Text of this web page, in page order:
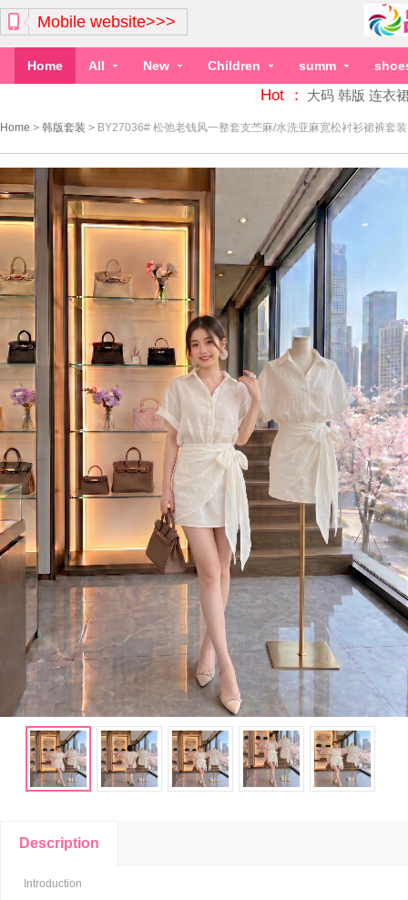
Mobile website>>>
Home All New Children summ
Hot ： 大码 韩版 连衣
Home > 韩版套装 > BY27036# 松弛老钱风一整套支苎麻/水洗亚麻宽松衬衫裙裤套
Description
Introduction